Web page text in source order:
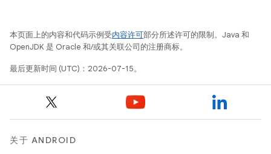
本页面上的内容和代码示例受内容许可部分所述许可的限制。Java 和
OpenJDK 是 Oracle 和/或其关联公司的注册商标。
最后更新时间 (UTC)：2026-07-15。
关于 ANDROID